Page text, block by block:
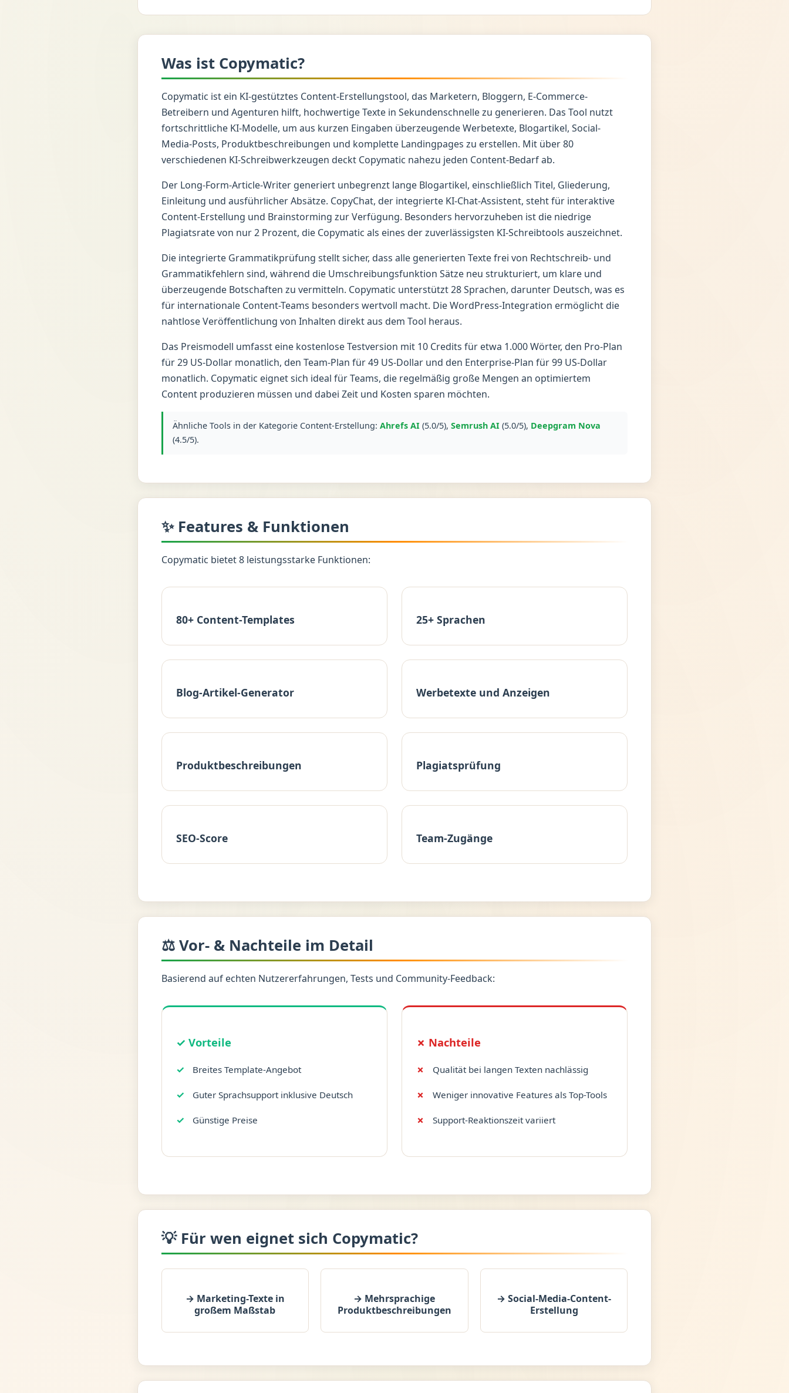
Was ist Copymatic?
Copymatic ist ein KI-gestütztes Content-Erstellungstool, das Marketern, Bloggern, E-Commerce-
Betreibern und Agenturen hilft, hochwertige Texte in Sekundenschnelle zu generieren. Das Tool nutzt
fortschrittliche KI-Modelle, um aus kurzen Eingaben überzeugende Werbetexte, Blogartikel, Social-
Media-Posts, Produktbeschreibungen und komplette Landingpages zu erstellen. Mit über 80
verschiedenen KI-Schreibwerkzeugen deckt Copymatic nahezu jeden Content-Bedarf ab.
Der Long-Form-Article-Writer generiert unbegrenzt lange Blogartikel, einschließlich Titel, Gliederung,
Einleitung und ausführlicher Absätze. CopyChat, der integrierte KI-Chat-Assistent, steht für interaktive
Content-Erstellung und Brainstorming zur Verfügung. Besonders hervorzuheben ist die niedrige
Plagiatsrate von nur 2 Prozent, die Copymatic als eines der zuverlässigsten KI-Schreibtools auszeichnet.
Die integrierte Grammatikprüfung stellt sicher, dass alle generierten Texte frei von Rechtschreib- und
Grammatikfehlern sind, während die Umschreibungsfunktion Sätze neu strukturiert, um klare und
überzeugende Botschaften zu vermitteln. Copymatic unterstützt 28 Sprachen, darunter Deutsch, was es
für internationale Content-Teams besonders wertvoll macht. Die WordPress-Integration ermöglicht die
nahtlose Veröffentlichung von Inhalten direkt aus dem Tool heraus.
Das Preismodell umfasst eine kostenlose Testversion mit 10 Credits für etwa 1.000 Wörter, den Pro-Plan
für 29 US-Dollar monatlich, den Team-Plan für 49 US-Dollar und den Enterprise-Plan für 99 US-Dollar
monatlich. Copymatic eignet sich ideal für Teams, die regelmäßig große Mengen an optimiertem
Content produzieren müssen und dabei Zeit und Kosten sparen möchten.
Ähnliche Tools in der Kategorie Content-Erstellung: Ahrefs AI(5.0/5), Semrush AI(5.0/5), Deepgram Nova
(4.5/5).
✨ Features & Funktionen
Copymatic bietet 8 leistungsstarke Funktionen:
80+ Content-Templates 25+ Sprachen
Blog-Artikel-Generator Werbetexte und Anzeigen
Produktbeschreibungen Plagiatsprüfung
SEO-Score Team-Zugänge
⚖️ Vor- & Nachteile im Detail
Basierend auf echten Nutzererfahrungen, Tests und Community-Feedback:
✓ Vorteile
Breites Template-Angebot
Guter Sprachsupport inklusive Deutsch
Günstige Preise
✗ Nachteile
Qualität bei langen Texten nachlässig
Weniger innovative Features als Top-Tools
Support-Reaktionszeit variiert
💡 Für wen eignet sich Copymatic?
→ Marketing-Texte in
großem Maßstab
→ Mehrsprachige
Produktbeschreibungen
→ Social-Media-Content-
Erstellung